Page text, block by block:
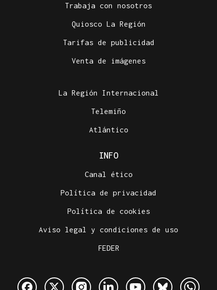
Trabaja con nosotros
Quiosco La Región
Tarifas de publicidad
Venta de imágenes
La Región Internacional
Telemiño
Atlántico
INFO
Canal ético
Política de privacidad
Política de cookies
Aviso legal y condiciones de uso
FEDER